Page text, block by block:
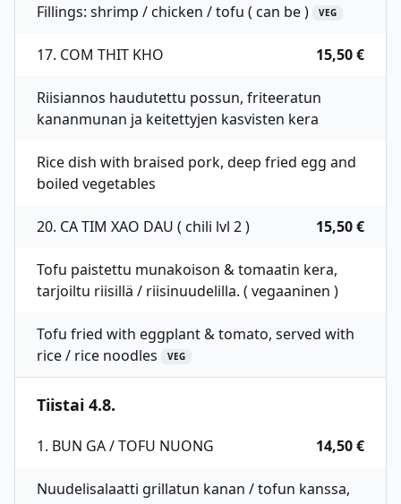
Fillings: shrimp / chicken / tofu ( can be ) VEG
17. COM THIT KHO 15,50 €
Riisiannos haudutettu possun, friteeratun
kananmunan ja keitettyjen kasvisten kera
Rice dish with braised pork, deep fried egg and
boiled vegetables
20. CA TIM XAO DAU ( chili lvl 2 ) 15,50 €
Tofu paistettu munakoison & tomaatin kera,
tarjoiltu riisillä / riisinuudelilla. ( vegaaninen )
Tofu fried with eggplant & tomato, served with
rice / rice noodles
VEG
Tiistai 4.8.
1. BUN GA / TOFU NUONG 14,50 €
Nuudelisalaatti grillatun kanan / tofun kanssa,